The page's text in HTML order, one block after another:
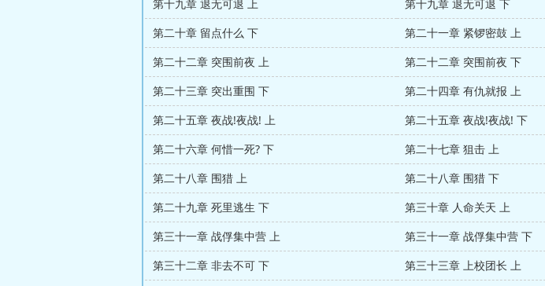
第十九章 退无可退 上
第十九章 退无可退 下
第二十章 留点什么 下
第二十一章 紧锣密鼓 上
第二十二章 突围前夜 上
第二十二章 突围前夜 下
第二十三章 突出重围 下
第二十四章 有仇就报 上
第二十五章 夜战!夜战! 上
第二十五章 夜战!夜战! 下
第二十六章 何惜一死? 下
第二十七章 狙击 上
第二十八章 围猎 上
第二十八章 围猎 下
第二十九章 死里逃生 下
第三十章 人命关天 上
第三十一章 战俘集中营 上
第三十一章 战俘集中营 下
第三十二章 非去不可 下
第三十三章 上校团长 上